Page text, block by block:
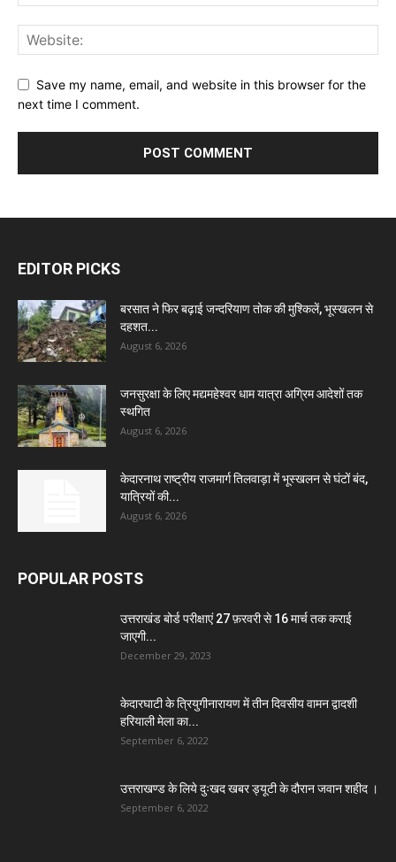
Save my name, email, and website in this browser for the
next time I comment.
EDITOR PICKS
बरसात ने फिर बढ़ाई जन्दरियाण तोक की मुश्किलें, भूस्खलन से
दहशत...
August 6, 2026
जनसुरक्षा के लिए मद्यमहेश्वर धाम यात्रा अग्रिम आदेशों तक
स्थगित
August 6, 2026
केदारनाथ राष्ट्रीय राजमार्ग तिलवाड़ा में भूस्खलन से घंटों बंद,
यात्रियों की...
August 6, 2026
POPULAR POSTS
उत्तराखंड बोर्ड परीक्षाएं 27 फ़रवरी से 16 मार्च तक कराई
जाएगी...
December 29, 2023
केदारघाटी के त्रियुगीनारायण में तीन दिवसीय वामन द्वादशी
हरियाली मेला का...
September 6, 2022
उत्तराखण्ड के लिये दुःखद खबर ड्यूटी के दौरान जवान शहीद ।
September 6, 2022